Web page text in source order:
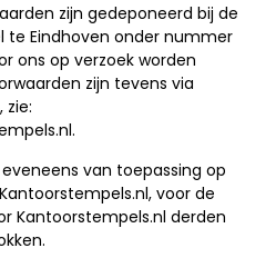
zijn gedeponeerd bij de
te Eindhoven onder nummer
ons op verzoek worden
zijn tevens via
van toepassing op
voor de
Kantoorstempels.nl derden